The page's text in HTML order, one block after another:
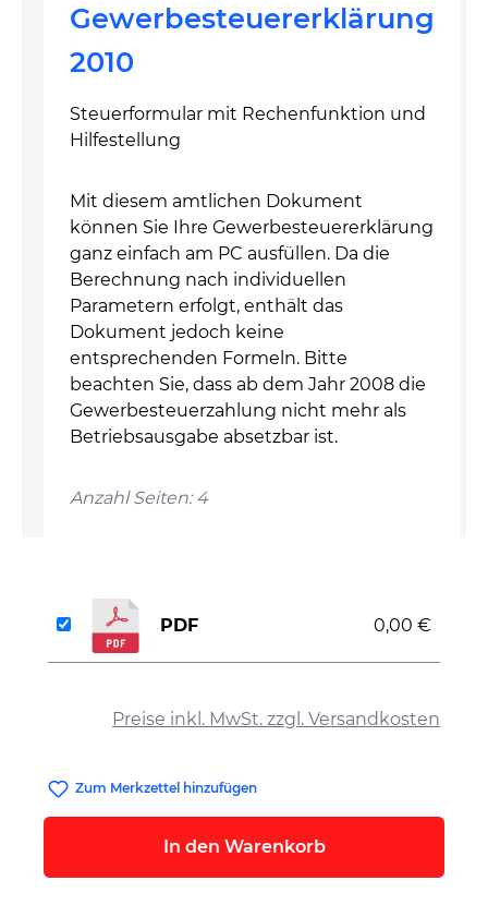
Gewerbesteuererklärung
2010
Steuerformular mit Rechenfunktion und
Hilfestellung
Mit diesem amtlichen Dokument
können Sie Ihre Gewerbesteuererklärung
ganz einfach am PC ausfüllen. Da die
Berechnung nach individuellen
Parametern erfolgt, enthält das
Dokument jedoch keine
entsprechenden Formeln. Bitte
beachten Sie, dass ab dem Jahr 2008 die
Gewerbesteuerzahlung nicht mehr als
Betriebsausgabe absetzbar ist.
Anzahl Seiten: 4
Preise inkl. MwSt. zzgl. Versandkosten
PDF 0,00 €
Zum Merkzettel hinzufügen
In den Warenkorb